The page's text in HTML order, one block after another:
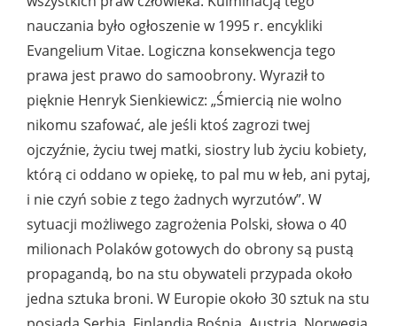
nauczania było ogłoszenie w 1995 r. encykliki
Evangelium Vitae. Logiczna konsekwencja tego
prawa jest prawo do samoobrony. Wyraził to
pięknie Henryk Sienkiewicz: „Śmiercią nie wolno
nikomu szafować, ale jeśli ktoś zagrozi twej
ojczyźnie, życiu twej matki, siostry lub życiu kobiety,
którą ci oddano w opiekę, to pal mu w łeb, ani pytaj,
i nie czyń sobie z tego żadnych wyrzutów”. W
sytuacji możliwego zagrożenia Polski, słowa o 40
milionach Polaków gotowych do obrony są pustą
propagandą, bo na stu obywateli przypada około
jedna sztuka broni. W Europie około 30 sztuk na stu